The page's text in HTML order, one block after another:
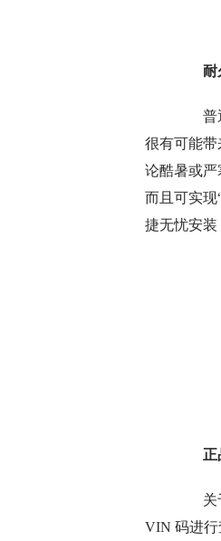
耐
普通
很有可能
论酷暑或严
而且可实现
捷无忧安装
正
关于
VIN 码进行